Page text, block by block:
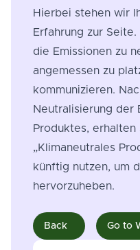
Hierbei stehen wir
Erfahrung zur
die Emissionen zu
angemessen zu
kommunizieren.
Neutralisierung der
Produktes, erhalten
„Klimaneutrales
künftig nutzen, um
hervorzuheben.
Back Go to